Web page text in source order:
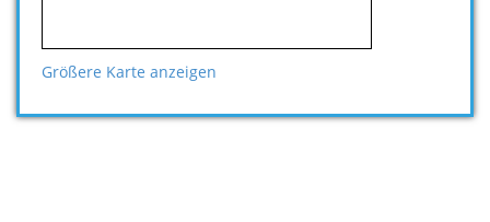
Größere Karte anzeigen